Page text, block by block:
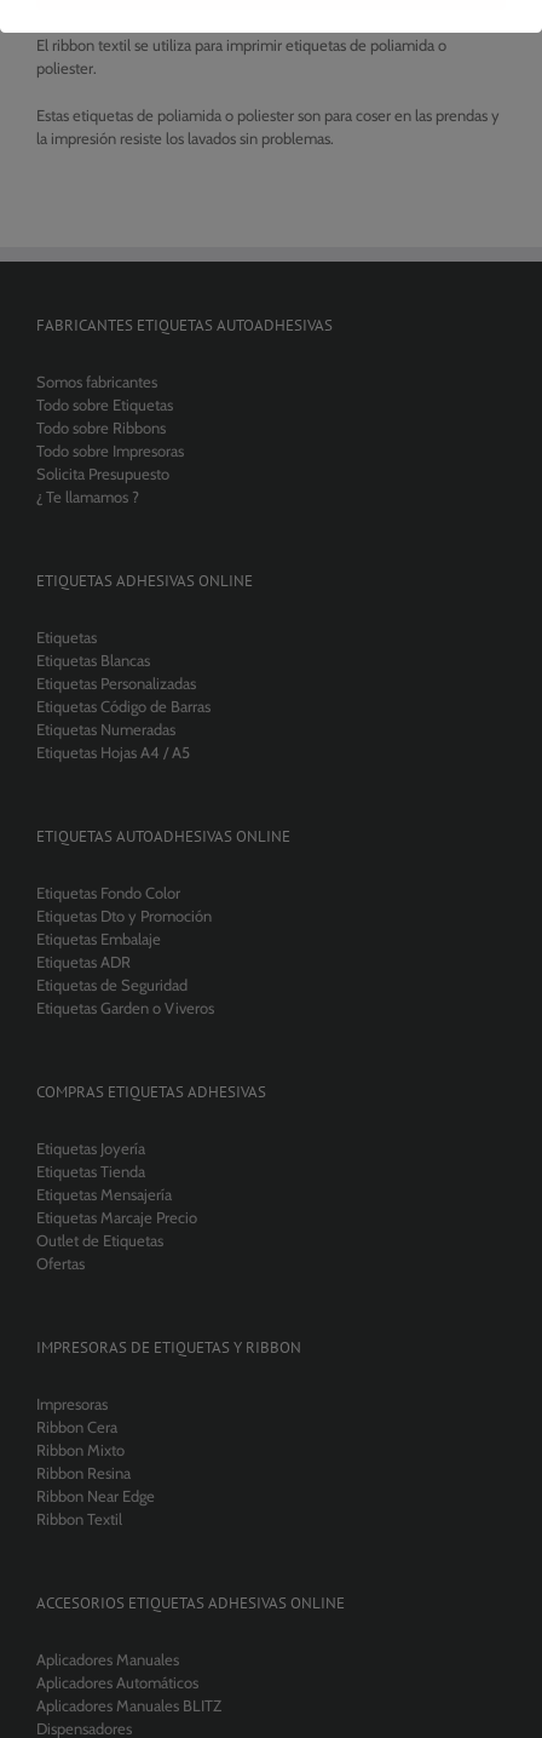
El ribbon textil se utiliza para imprimir etiquetas de poliamida o
poliester.
Estas etiquetas de poliamida o poliester son para coser en las prendas y
la impresión resiste los lavados sin problemas.
FABRICANTES ETIQUETAS AUTOADHESIVAS
Somos fabricantes
Todo sobre Etiquetas
Todo sobre Ribbons
Todo sobre Impresoras
Solicita Presupuesto
¿ Te llamamos ?
ETIQUETAS ADHESIVAS ONLINE
Etiquetas
Etiquetas Blancas
Etiquetas Personalizadas
Etiquetas Código de Barras
Etiquetas Numeradas
Etiquetas Hojas A4 / A5
ETIQUETAS AUTOADHESIVAS ONLINE
Etiquetas Fondo Color
Etiquetas Dto y Promoción
Etiquetas Embalaje
Etiquetas ADR
Etiquetas de Seguridad
Etiquetas Garden o Viveros
COMPRAS ETIQUETAS ADHESIVAS
Etiquetas Joyería
Etiquetas Tienda
Etiquetas Mensajería
Etiquetas Marcaje Precio
Outlet de Etiquetas
Ofertas
IMPRESORAS DE ETIQUETAS Y RIBBON
Impresoras
Ribbon Cera
Ribbon Mixto
Ribbon Resina
Ribbon Near Edge
Ribbon Textil
ACCESORIOS ETIQUETAS ADHESIVAS ONLINE
Aplicadores Manuales
Aplicadores Automáticos
Aplicadores Manuales BLITZ
Dispensadores